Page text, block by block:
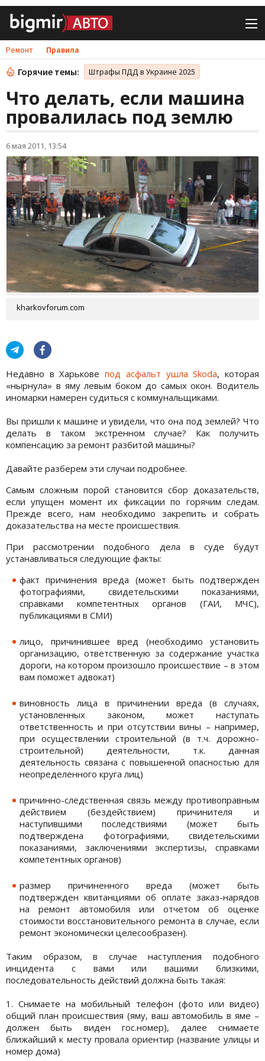
Ремонт Правила
Горячие темы: Штрафы ПДД в Украине 2025
Что делать, если машина
провалилась под землю
6 мая 2011, 13:54
kharkovforum.com
Недавно в Харьковепод асфальт ушла Skoda, которая
«нырнула» в яму левым боком до самых окон. Водитель
иномарки намерен судиться с коммунальщиками.
Вы пришли к машине и увидели, что она под землей? Что
делать в таком экстренном случае? Как получить
компенсацию за ремонт разбитой машины?
Давайте разберем эти случаи подробнее.
Самым сложным порой становится сбор доказательств,
если упущен момент их фиксации по горячим следам.
Прежде всего, нам необходимо закрепить и собрать
доказательства на месте происшествия.
При рассмотрении подобного дела в суде будут
устанавливаться следующие факты:
факт причинения вреда (может быть подтвержден
фотографиями, свидетельскими показаниями,
справками компетентных органов (ГАИ, МЧС),
публикациями в СМИ)
лицо, причинившее вред (необходимо установить
организацию, ответственную за содержание участка
дороги, на котором произошло происшествие – в этом
вам поможет адвокат)
виновность лица в причинении вреда (в случаях,
установленных законом, может наступать
ответственность и при отсутствии вины – например,
при осуществлении строительной (в т.ч. дорожно-
строительной) деятельности, т.к. данная
деятельность связана с повышенной опасностью для
неопределенного круга лиц)
причинно-следственная связь между противоправным
действием (бездействием) причинителя и
наступившими последствиями (может быть
подтверждена фотографиями, свидетельскими
показаниями, заключениями экспертизы, справками
компетентных органов)
размер причиненного вреда (может быть
подтвержден квитанциями об оплате заказ-нарядов
на ремонт автомобиля или отчетом об оценке
стоимости восстановительного ремонта в случае, если
ремонт экономически целесообразен).
Таким образом, в случае наступления подобного
инцидента с вами или вашими близкими,
последовательность действий должна быть такая:
1. Снимаете на мобильный телефон (фото или видео)
общий план происшествия (яму, ваш автомобиль в яме –
должен быть виден гос.номер), далее снимаете
ближайший к месту провала ориентир (название улицы и
номер дома)